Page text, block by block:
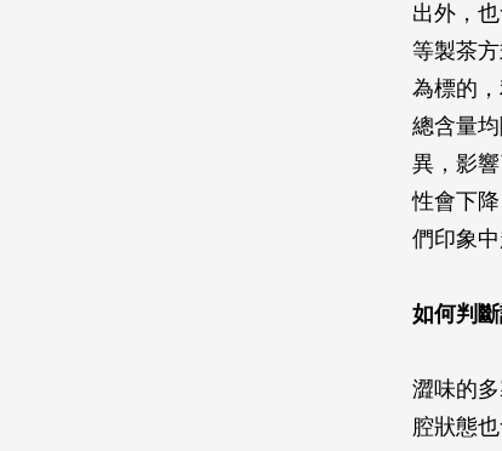
出外，
等製茶
為標的
總含量
異，影
性會下
們印象
如何判
澀味的
腔狀態